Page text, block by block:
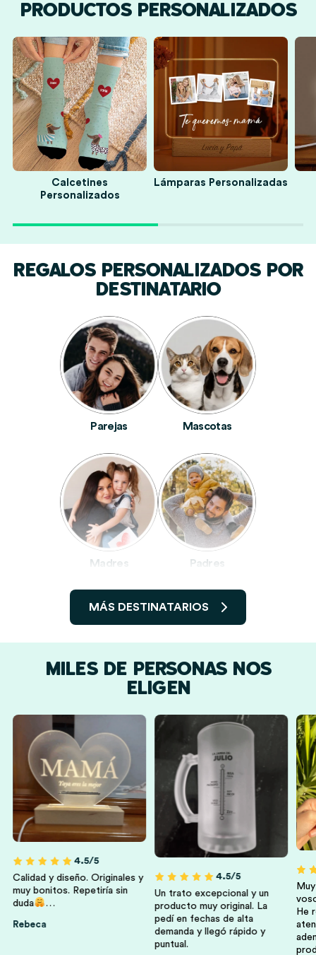
PRODUCTOS PERSONALIZADOS
Calcetines
Personalizados
Lámparas Personalizadas
REGALOS PERSONALIZADOS POR
DESTINATARIO
Parejas Mascotas
Madres Padres
Amigas Y Amigos
Hermanos Y
Hermanas
MÁS DESTINATARIOS
MILES DE PERSONAS NOS
ELIGEN
4.5/5
Calidad y diseño. Originales y
muy bonitos. Repetiría sin
duda
…
Rebeca
4.5/5
Un trato excepcional y un
producto muy original. La
pedí en fechas de alta
demanda y llegó rápido y
puntual.
He